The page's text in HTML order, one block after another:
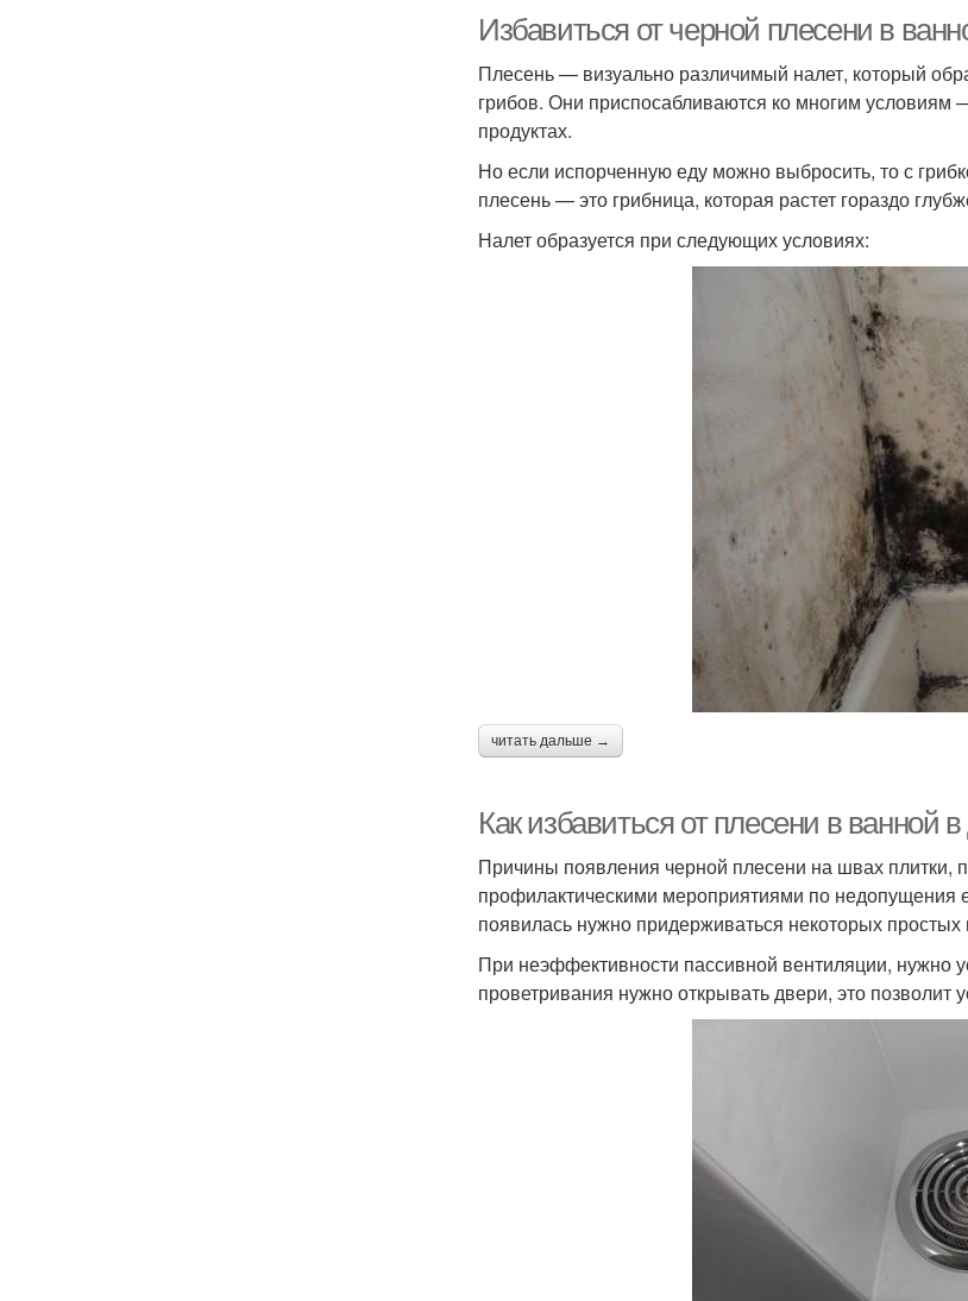
Избавиться от черной плесени в
Плесень — визуально различимый налет, который
грибов. Они приспосабливаются ко многим
продуктах.
Но если испорченную еду можно выбросить, то с
плесень — это грибница, которая растет гораздо
Налет образуется при следующих условиях:
читать дальше →
Как избавиться от плесени в
Причины появления черной плесени на швах плитки,
профилактическими мероприятиями по недопущения
появилась нужно придерживаться некоторых
При неэффективности пассивной вентиляции, нужно
проветривания нужно открывать двери, это